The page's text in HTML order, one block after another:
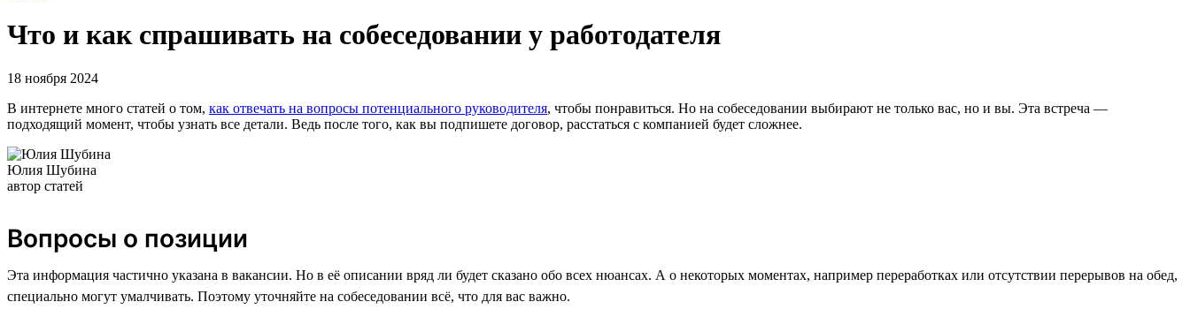
Что и как спрашивать на собеседовании у работодателя
18 ноября 2024
В интернете много статей о том, как отвечать на вопросы потенциального руководителя, чтобы понравиться. Но на собеседовании выбирают не только вас, но и вы. Эта встреча —
подходящий момент, чтобы узнать все детали. Ведь после того, как вы подпишете договор, расстаться с компанией будет сложнее.
Юлия Шубина
автор статей
Вопросы о позиции
Эта информация частично указана в вакансии. Но в её описании вряд ли будет сказано обо всех нюансах. А о некоторых моментах, например переработках или отсутствии перерывов на обед,
специально могут умалчивать. Поэтому уточняйте на собеседовании всё, что для вас важно.